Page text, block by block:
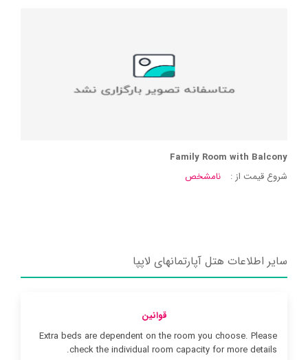
Family Room with Balcony
شروع قیمت از :
نامشخص
سایر اطلاعات هتل آپارتمانهای لاپپا
قوانین
Extra beds are dependent on the room you choose. Please
check the individual room capacity for more details.